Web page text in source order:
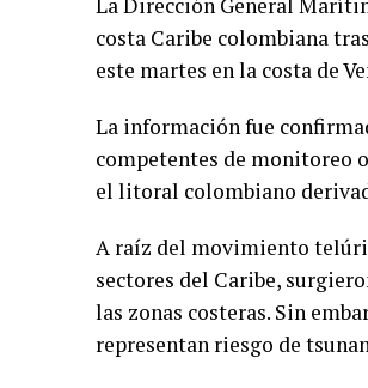
costa Caribe colombiana
este martes en la costa de
La información fue
competentes de monitoreo
el litoral colombiano
A raíz del movimiento
sectores del Caribe,
las zonas costeras. Sin
representan riesgo de